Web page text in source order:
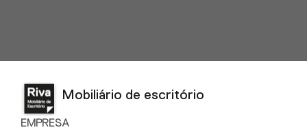
Mobiliário de escritório
EMPRESA